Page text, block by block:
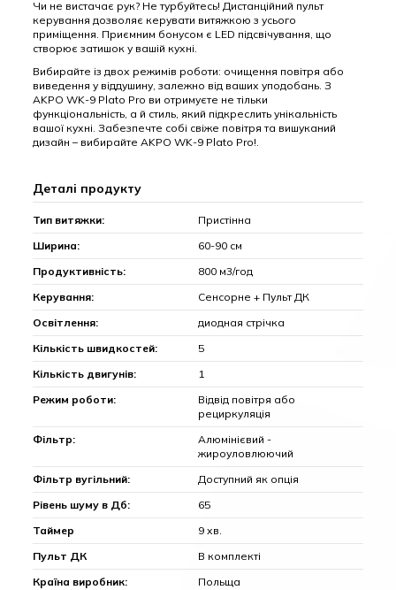
Чи не вистачає рук? Не турбуйтесь! Дистанційний пульт
керування дозволяє керувати витяжкою з усього
приміщення. Приємним бонусом є LED підсвічування, що
створює затишок у вашій кухні.
Вибирайте із двох режимів роботи: очищення повітря або
виведення у віддушину, залежно від ваших уподобань. З
AKPO WK-9 Plato Pro ви отримуєте не тільки
функціональність, а й стиль, який підкреслить унікальність
вашої кухні. Забезпечте собі свіже повітря та вишуканий
дизайн – вибирайте AKPO WK-9 Plato Pro!.
Деталі продукту
Тип витяжки:
Пристінна
Ширина:
60-90 см
Продуктивність:
800 м3/год
Керування:
Сенсорне + Пульт ДК
Освітлення:
диодная стрічка
Кількість швидкостей:
5
Кількість двигунів:
1
Режим роботи:
Відвід повітря або
рециркуляція
Фільтр:
Алюмінієвий -
жироуловлюючий
Фільтр вугільний:
Доступний як опція
Рівень шуму в Дб:
65
Таймер
9 хв.
Пульт ДК
В комплекті
Країна виробник:
Польща